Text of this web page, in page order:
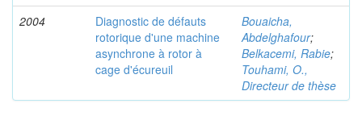
2004
Diagnostic de défauts
rotorique d'une machine
asynchrone à rotor à
cage d'écureuil
Bouaicha,
Abdelghafour;
Belkacemi, Rabie;
Touhami, O.,
Directeur de thèse